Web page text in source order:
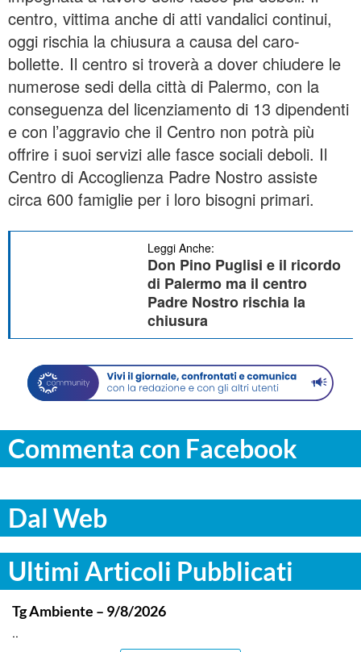
centro, vittima anche di atti vandalici continui,
oggi rischia la chiusura a causa del caro-
bollette. Il centro si troverà a dover chiudere le
numerose sedi della città di Palermo, con la
conseguenza del licenziamento di 13 dipendenti
e con l’aggravio che il Centro non potrà più
offrire i suoi servizi alle fasce sociali deboli. Il
Centro di Accoglienza Padre Nostro assiste
circa 600 famiglie per i loro bisogni primari.
Leggi Anche:
Don Pino Puglisi e il ricordo
di Palermo ma il centro
Padre Nostro rischia la
chiusura
Commenta con Facebook
Dal Web
Ultimi Articoli Pubblicati
ITALPRESS
Tg Ambiente – 9/8/2026
..